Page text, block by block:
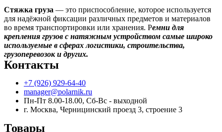
Стяжка груза — это приспособление, которое используется
для надёжной фиксации различных предметов и материалов
во время транспортировки или хранения. Ремни для
крепления грузов с натяжным устройством самые широко
используемые в сферах логистики, строительства,
грузоперевозок и других.
Контакты
+7 (926) 929-64-40
manager@polarnik.ru
Пн-Пт 8.00-18.00, Сб-Вс - выходной
г. Москва, Черницинский проезд 3, строение 3
Товары